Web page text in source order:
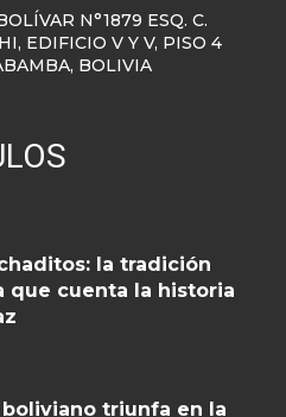
N°1879 ESQ. C.
EDIFICIO V Y V, PISO 4
BOLIVIA
la tradición
que cuenta la historia
triunfa en la